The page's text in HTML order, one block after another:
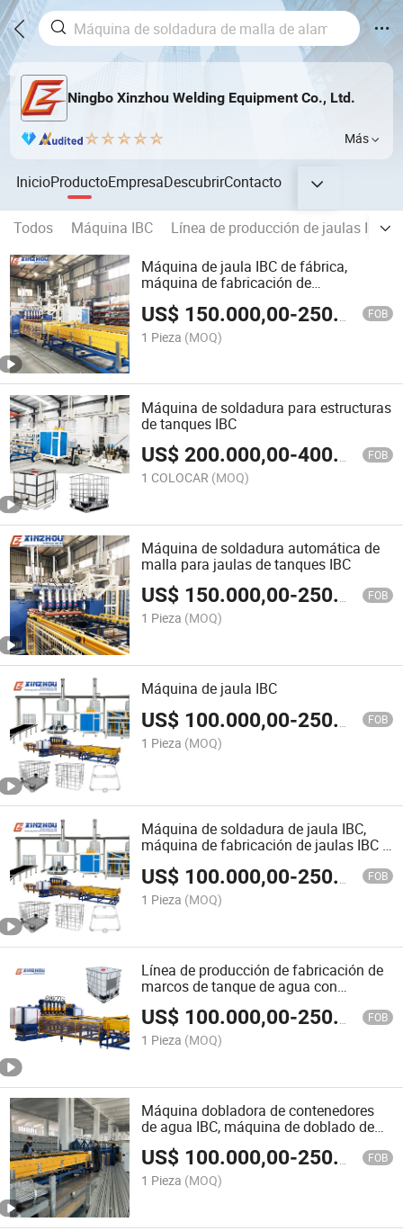
Ningbo Xinzhou Welding Equipment Co., Ltd.
Más
InicioProductoEmpresaDescubrirContacto
Todos Máquina IBC
Línea de producción de jaulas IBC
Máquina de jaula IBC de fábrica,
máquina de fabricación de
US$ 150.000,00-250.000,00 FOB
1 Pieza (MOQ)
Máquina de soldadura para estructuras
de tanques IBC
US$200.000,00-400.000,00 FOB
1 COLOCAR (MOQ)
Máquina de soldadura automática de
malla para jaulas de tanques IBC
US$ 150.000,00-250.000,00 FOB
1 Pieza (MOQ)
Máquina de jaula IBC
US$ 100.000,00-250.000,00 FOB
1 Pieza (MOQ)
Máquina de soldadura de jaula IBC,
máquina de fabricación de jaulas IBC a
buen precio
US$ 100.000,00-250.000,00 FOB
1 Pieza (MOQ)
Línea de producción de fabricación de
marcos de tanque de agua con
soldadura automática personalizada
de rendimiento estable máquina de
jaula IBC
US$ 100.000,00-250.000,00 FOB
1 Pieza (MOQ)
Máquina dobladora de contenedores
de agua IBC, máquina de doblado de
tubos IBC, máquina de jaula IBC
US$ 100.000,00-250.000,00 FOB
1 Pieza (MOQ)